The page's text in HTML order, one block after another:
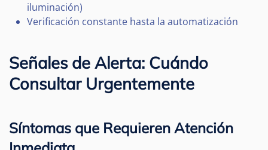
iluminación)
Verificación constante hasta la automatización
Señales de Alerta: Cuándo
Consultar Urgentemente
Síntomas que Requieren Atención